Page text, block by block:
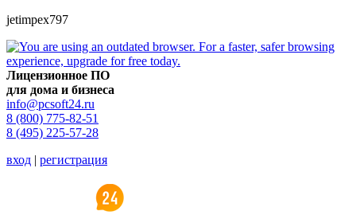
jetimpex797
Лицензионное ПО
для дома и бизнеса
info@pcsoft24.ru
8 (800) 775-82-51
8 (495) 225-57-28
вход | регистрация